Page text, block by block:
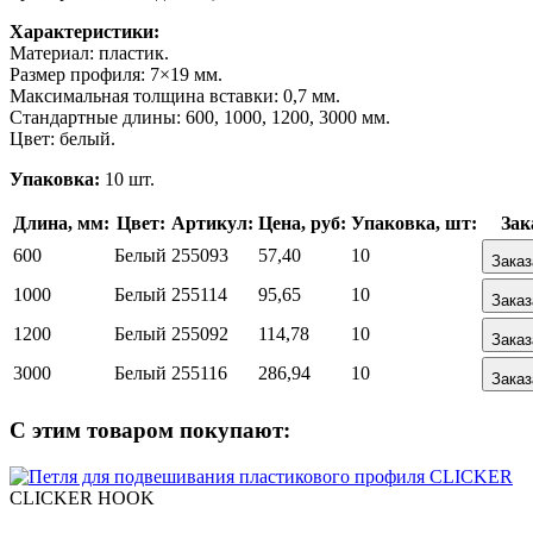
Характеристики:
Материал: пластик.
Размер профиля: 7×19 мм.
Максимальная толщина вставки: 0,7 мм.
Стандартные длины: 600, 1000, 1200, 3000 мм.
Цвет: белый.
Упаковка: 10 шт.
Длина, мм: Цвет: Артикул: Цена, руб: Упаковка, шт:
600
Белый 255093 57,40 10
1000 Белый 255114 95,65 10
1200 Белый 255092 114,78 10
3000 Белый 255116 286,94 10
С этим товаром покупают:
CLICKER HOOK